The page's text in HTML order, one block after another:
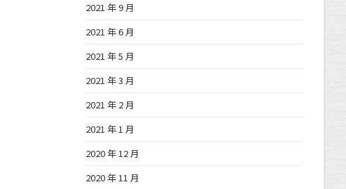
2021 年 9 月
2021 年 6 月
2021 年 5 月
2021 年 3 月
2021 年 2 月
2021 年 1 月
2020 年 12 月
2020 年 11 月